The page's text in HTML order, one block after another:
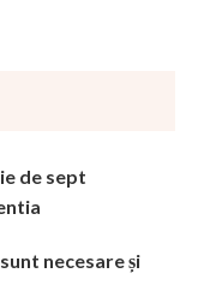
de sept
necesare și